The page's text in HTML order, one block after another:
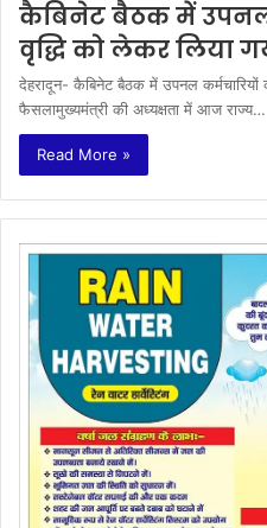
कैबिनेट बैठक में उपनल
वृद्धि को लेकर लिया
देहरादून- कैबिनेट बैठक में उपनल कर्मचारियों
फैसलामुख्यमंत्री की अध्यक्षता में आज राज्य…
Read More »